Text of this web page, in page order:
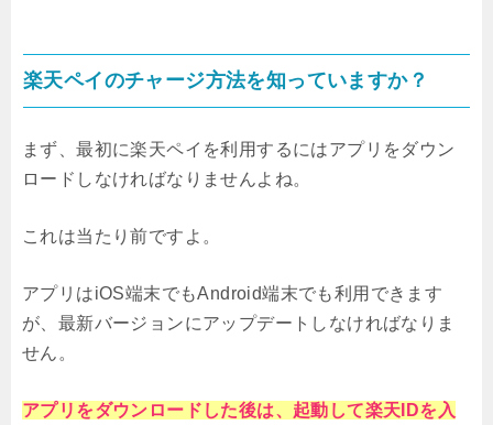
楽天ペイのチャージ方法を知っていますか？
まず、最初に楽天ペイを利用するにはアプリをダウン
ロードしなければなりませんよね。
これは当たり前ですよ。
アプリはiOS端末でもAndroid端末でも利用できます
が、最新バージョンにアップデートしなければなりま
せん。
アプリをダウンロードした後は、起動して楽天IDを入